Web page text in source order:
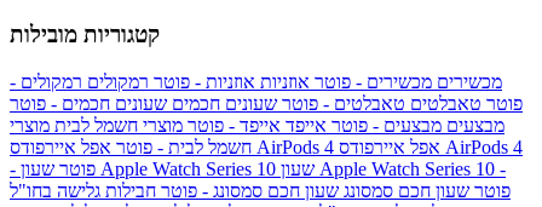
קטגוריות מובילות
מכשירים מכשירים - פוטר אוזניות אוזניות - פוטר רמקולים רמקולים -
פוטר טאבלטים טאבלטים - פוטר שעונים חכמים שעונים חכמים - פוטר
מבצעים מבצעים - פוטר אייפד אייפד - פוטר מוצרי חשמל לבית מוצרי
חשמל לבית - פוטר אפל איירפודס AirPods 4 אפל איירפודס AirPods 4
- פוטר שעון Apple Watch Series 10 שעון Apple Watch Series 10 -
פוטר שעון חכם סמסונג שעון חכם סמסונג - פוטר חבילות גלישה בחו"ל